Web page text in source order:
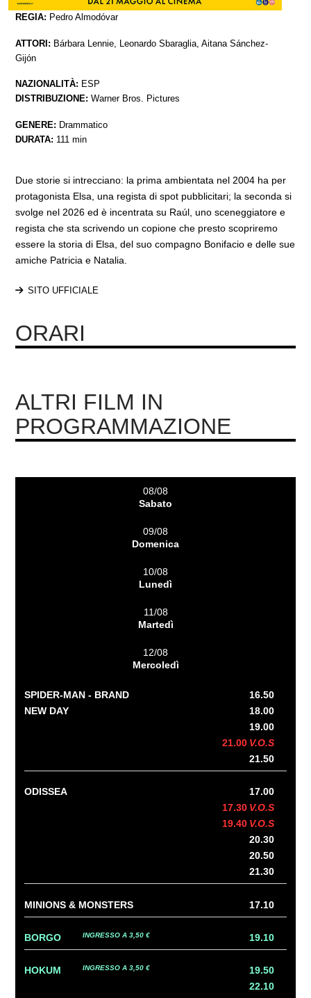
REGIA: Pedro Almodóvar
ATTORI: Bárbara Lennie, Leonardo Sbaraglia, Aitana Sánchez-
Gijón
NAZIONALITÀ: ESP
DISTRIBUZIONE:Warner Bros. Pictures
GENERE: Drammatico
DURATA: 111 min
Due storie si intrecciano: la prima ambientata nel 2004 ha per
protagonista Elsa, una regista di spot pubblicitari; la seconda si
svolge nel 2026 ed è incentrata su Raúl, uno sceneggiatore e
regista che sta scrivendo un copione che presto scopriremo
essere la storia di Elsa, del suo compagno Bonifacio e delle sue
amiche Patricia e Natalia.
SITO UFFICIALE
ORARI
ALTRI FILM IN
PROGRAMMAZIONE
08/08
Sabato
09/08
Domenica
10/08
Lunedì
11/08
Martedì
12/08
Mercoledì
SPIDER-MAN - BRAND
NEW DAY
16.50
18.00
19.00
21.00 V.O.S
21.50
ODISSEA
17.00
17.30 V.O.S
19.40 V.O.S
20.30
20.50
21.30
MINIONS & MONSTERS 17.10
BORGO INGRESSO A 3,50 € 19.10
HOKUM INGRESSO A 3,50 €
19.50
22.10